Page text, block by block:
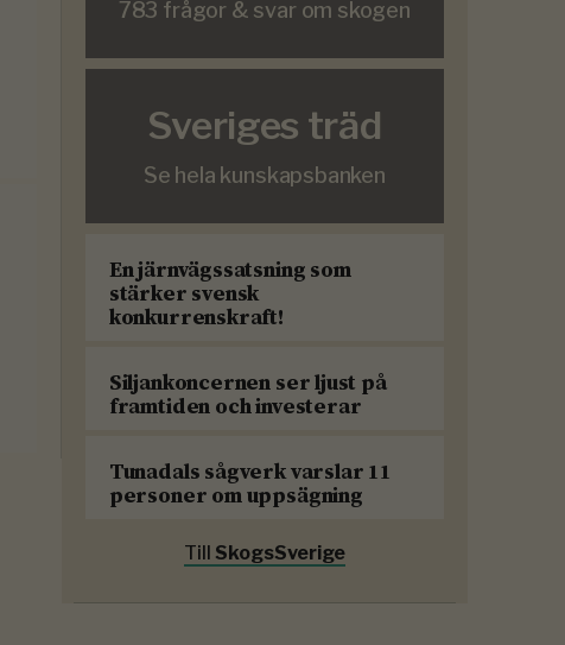
783 frågor & svar om skogen
Sveriges träd
Se hela kunskapsbanken
En järnvägssatsning som
stärker svensk
konkurrenskraft!
Siljankoncernen ser ljust på
framtiden och investerar
Tunadals sågverk varslar 11
personer om uppsägning
Till SkogsSverige